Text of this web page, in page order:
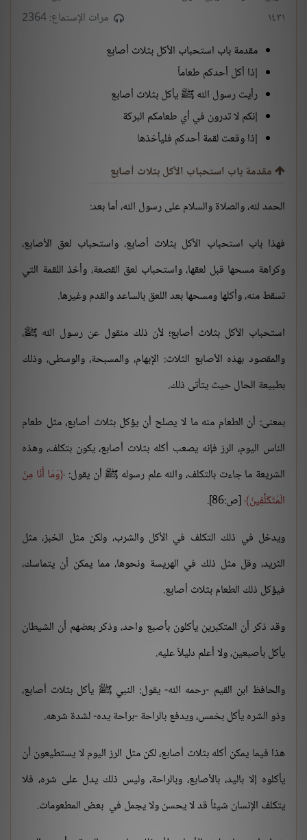
١٤٣١
مرات الإستماع: 2364
مقدمة باب استحباب الأكل بثلاث أصابع
إذا أكل أحدكم طعاماً
رأيت رسول الله ﷺ يأكل بثلاث أصابع
إنكم لا تدرون في أي طعامكم البركة
إذا وقعت لقمة أحدكم فليأخذها
مقدمة باب استحباب الأكل بثلاث أصابع
الحمد لله، والصلاة والسلام على رسول الله، أما بعد:
فهذا باب استحباب الأكل بثلاث أصابع، واستحباب لعق الأصابع،
وكراهة مسحها قبل لعقها، واستحباب لعق القصعة، وأخذ اللقمة التي
تسقط منه، وأكلها ومسحها بعد اللعق بالساعد والقدم وغيرها.
استحباب الأكل بثلاث أصابع؛ لأن ذلك منقول عن رسول الله ﷺ،
والمقصود بهذه الأصابع الثلاث: الإبهام، والمسبحة، والوسطى، وذلك
بطبيعة الحال حيث يتأتى ذلك.
بمعنى: أن الطعام منه ما لا يصلح أن يؤكل بثلاث أصابع، مثل طعام
الناس اليوم، الرز فإنه يصعب أكله بثلاث أصابع، يكون بتكلف، وهذه
الشريعة ما جاءت بالتكلف، والله علم رسوله ﷺ أن يقول: وَمَا أَنَا مِنَ
الْمُتَكَلِّفِينَ [ص:86].
ويدخل في ذلك التكلف في الأكل والشرب، ولكن مثل الخبز، مثل
الثريد، وقل مثل ذلك في الهريسة ونحوها، مما يمكن أن يتماسك،
فيؤكل ذلك الطعام بثلاث أصابع.
وقد ذكر أن المتكبرين يأكلون بأصبع واحد، وذكر بعضهم أن الشيطان
يأكل بأصبعين، ولا أعلم دليلاً عليه.
والحافظ ابن القيم -رحمه الله- يقول: النبي ﷺ يأكل بثلاث أصابع،
وذو الشره يأكل بخمس، ويدفع بالراحة -براحة يده- لشدة شرهه.
هذا فيما يمكن أكله بثلاث أصابع، لكن مثل الرز اليوم لا يستطيعون أن
يأكلوه إلا باليد، بالأصابع، وبالراحة، وليس ذلك يدل على شره، فلا
يتكلف الإنسان شيئاً قد لا يحسن ولا يجمل في بعض المطعومات.